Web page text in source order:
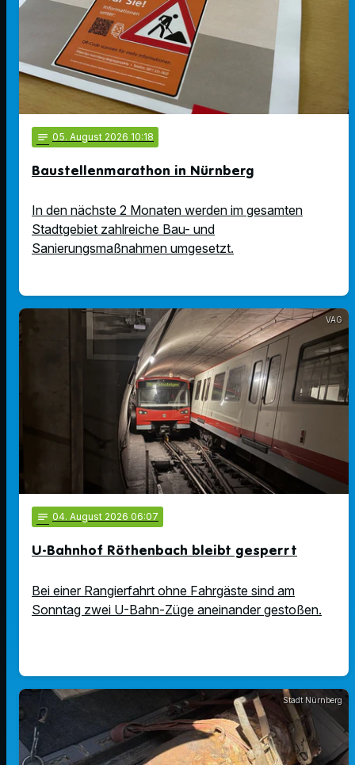
notes 05. August 2026 10:18
Baustellenmarathon in Nürnberg
In den nächste 2 Monaten werden im gesamten
Stadtgebiet zahlreiche Bau- und
Sanierungsmaßnahmen umgesetzt.
VAG
notes 04. August 2026 06:07
U-Bahnhof Röthenbach bleibt gesperrt
Bei einer Rangierfahrt ohne Fahrgäste sind am
Sonntag zwei U-Bahn-Züge aneinander gestoßen.
Stadt Nürnberg